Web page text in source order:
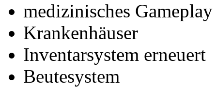
medizinisches
Krankenhäuser
Inventarsystem erneuert
Beutesystem